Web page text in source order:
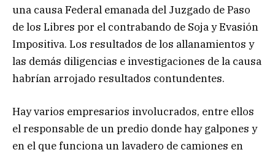
una causa Federal emanada del Juzgado de Paso
de los Libres por el contrabando de Soja y Evasión
Impositiva. Los resultados de los allanamientos y
las demás diligencias e investigaciones de la causa
habrían arrojado resultados contundentes.
Hay varios empresarios involucrados, entre ellos
el responsable de un predio donde hay galpones y
en el que funciona un lavadero de camiones en